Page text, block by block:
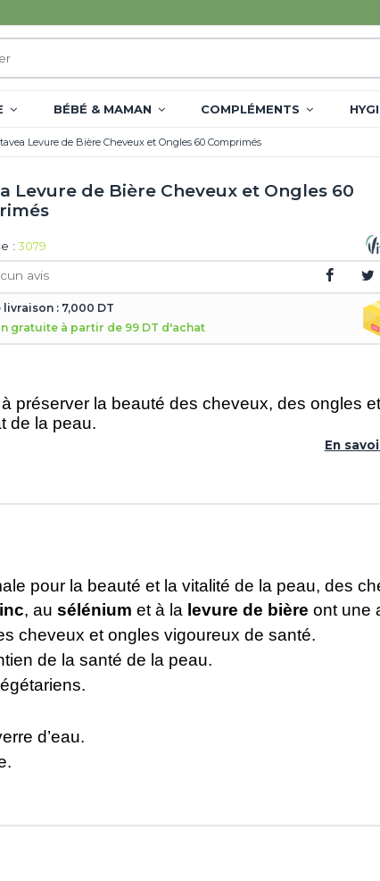
BÉBÉ & MAMAN COMPLÉMENTS
Levure de Bière Cheveux et Ongles 60 Comprimés
Levure de Bière Cheveux et Ongles 60
: 3079
avis
livraison : 7,000 DT
gratuite à partir de 99 DT d'achat
préserver la beauté des cheveux, des ongles
de la peau.
En
pour la beauté et la vitalité de la peau, des
, au sélénium et à la levure de bière ont une
cheveux et ongles vigoureux de santé.
de la santé de la peau.
d’eau.